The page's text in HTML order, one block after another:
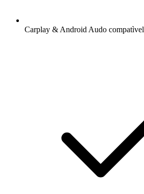
Carplay & Android Audo compatìvel